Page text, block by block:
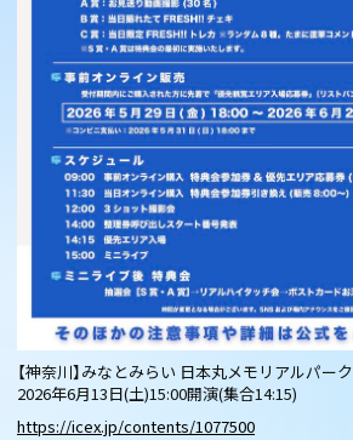
【神奈川】みなとみらい 日本丸メモリアルパーク
2026年6月13日(土)15:00開演(集合14:15)
https://icex.jp/contents/1077500